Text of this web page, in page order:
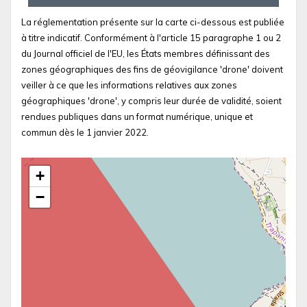
La réglementation présente sur la carte ci-dessous est publiée
à titre indicatif. Conformément à l'article 15 paragraphe 1 ou 2
du Journal officiel de l'EU, les États membres définissant des
zones géographiques des fins de géovigilance 'drone' doivent
veiller à ce que les informations relatives aux zones
géographiques 'drone', y compris leur durée de validité, soient
rendues publiques dans un format numérique, unique et
commun dès le 1 janvier 2022.